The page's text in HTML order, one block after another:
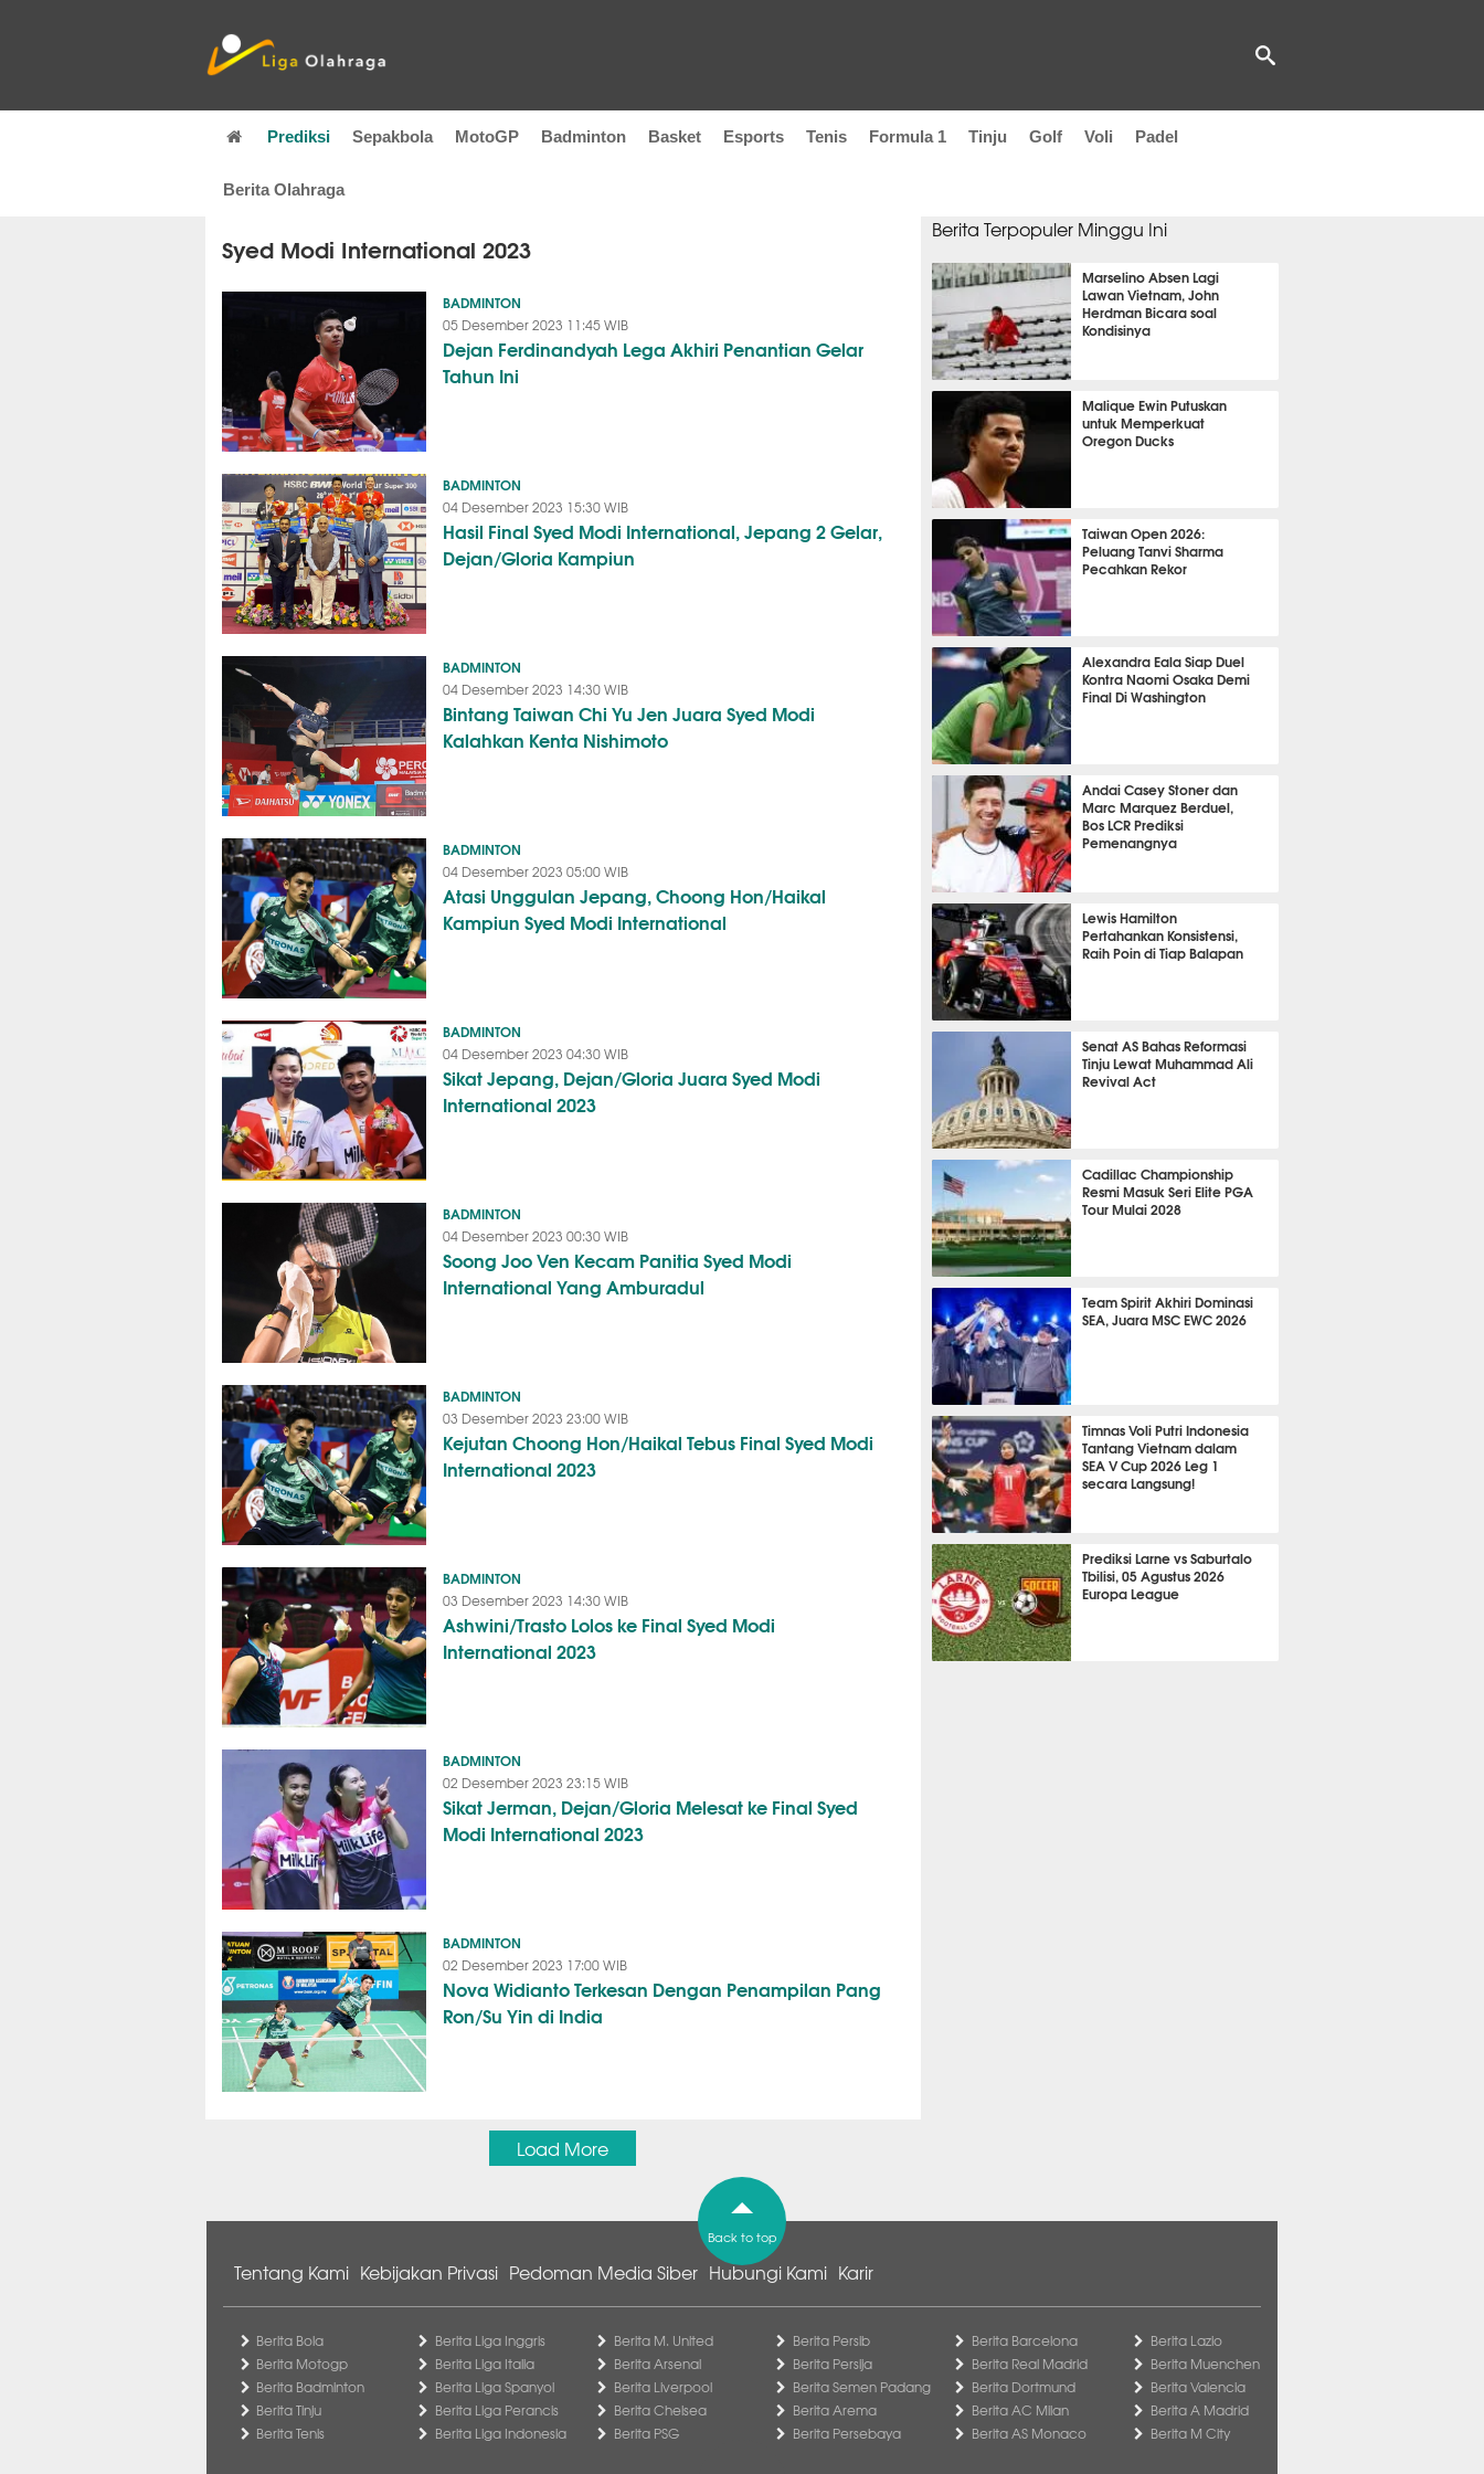
Prediksi Sepakbola MotoGP Badminton Basket Esports Tenis Formula 1 Tinju Golf Voli Padel
Berita Olahraga
Syed Modi International 2023
BADMINTON
05 Desember 2023 11:45 WIB
Dejan Ferdinandyah Lega Akhiri Penantian Gelar
Tahun Ini
BADMINTON
04 Desember 2023 15:30 WIB
Hasil Final Syed Modi International, Jepang 2 Gelar,
Dejan/Gloria Kampiun
BADMINTON
04 Desember 2023 14:30 WIB
Bintang Taiwan Chi Yu Jen Juara Syed Modi
Kalahkan Kenta Nishimoto
BADMINTON
04 Desember 2023 05:00 WIB
Atasi Unggulan Jepang, Choong Hon/Haikal
Kampiun Syed Modi International
BADMINTON
04 Desember 2023 04:30 WIB
Sikat Jepang, Dejan/Gloria Juara Syed Modi
International 2023
BADMINTON
04 Desember 2023 00:30 WIB
Soong Joo Ven Kecam Panitia Syed Modi
International Yang Amburadul
BADMINTON
03 Desember 2023 23:00 WIB
Kejutan Choong Hon/Haikal Tebus Final Syed Modi
International 2023
BADMINTON
03 Desember 2023 14:30 WIB
Ashwini/Trasto Lolos ke Final Syed Modi
International 2023
BADMINTON
02 Desember 2023 23:15 WIB
Sikat Jerman, Dejan/Gloria Melesat ke Final Syed
Modi International 2023
BADMINTON
02 Desember 2023 17:00 WIB
Nova Widianto Terkesan Dengan Penampilan Pang
Ron/Su Yin di India
Load More
Berita Terpopuler Minggu Ini
Marselino Absen Lagi
Lawan Vietnam, John
Herdman Bicara soal
Kondisinya
SEPAK BOLA
Malique Ewin Putuskan
untuk Memperkuat
Oregon Ducks
BASKET
Taiwan Open 2026:
Peluang Tanvi Sharma
Pecahkan Rekor
BADMINTON
Alexandra Eala Siap Duel
Kontra Naomi Osaka Demi
Final Di Washington
TENIS
Andai Casey Stoner dan
Marc Marquez Berduel,
Bos LCR Prediksi
Pemenangnya
MOTOGP
Lewis Hamilton
Pertahankan Konsistensi,
Raih Poin di Tiap Balapan
F1
Senat AS Bahas Reformasi
Tinju Lewat Muhammad Ali
Revival Act
TINJU
Cadillac Championship
Resmi Masuk Seri Elite PGA
Tour Mulai 2028
GOLF
Team Spirit Akhiri Dominasi
SEA, Juara MSC EWC 2026
ESPORTS
Timnas Voli Putri Indonesia
Tantang Vietnam dalam
SEA V Cup 2026 Leg 1
secara Langsung!
OLAHRAGA LAIN
Prediksi Larne vs Saburtalo
Tbilisi, 05 Agustus 2026
Europa League
Back to top
Tentang Kami Kebijakan Privasi Pedoman Media Siber Hubungi Kami Karir
Berita Bola
Berita Motogp
Berita Badminton
Berita Tinju
Berita Tenis
Berita Liga Inggris
Berita Liga Italia
Berita Liga Spanyol
Berita Liga Perancis
Berita Liga Indonesia
Berita M. United
Berita Arsenal
Berita Liverpool
Berita Chelsea
Berita PSG
Berita Persib
Berita Persija
Berita Semen Padang
Berita Arema
Berita Persebaya
Berita Barcelona
Berita Real Madrid
Berita Dortmund
Berita AC Milan
Berita AS Monaco
Berita Lazio
Berita Muenchen
Berita Valencia
Berita A Madrid
Berita M City